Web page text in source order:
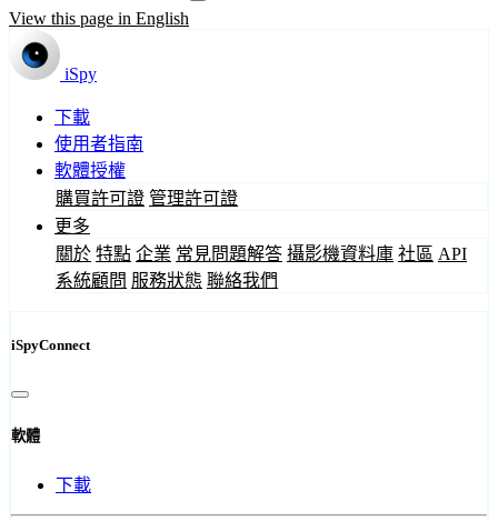
View this page in English
iSpy
下載
使用者指南
軟體授權
購買許可證 管理許可證
更多
關於 特點 企業 常見問題解答 攝影機資料庫 社區 API
系統顧問 服務狀態 聯絡我們
iSpyConnect
軟體
下載